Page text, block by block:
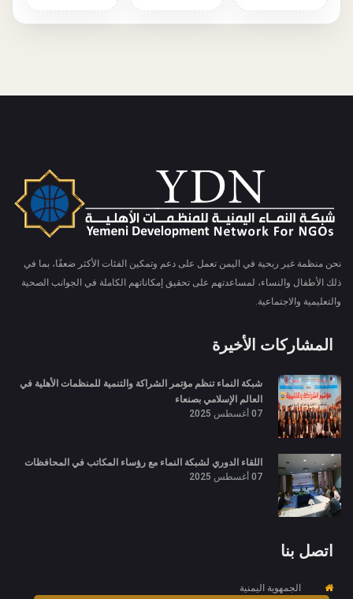
نحن منظمة غير ربحية في اليمن تعمل على دعم وتمكين الفئات الأكثر ضعفًا، بما في
ذلك الأطفال والنساء، لمساعدتهم على تحقيق إمكاناتهم الكاملة في الجوانب الصحية
والتعليمية والاجتماعية.
المشاركات الأخيرة
شبكة النماء تنظم مؤتمر الشراكة والتنمية للمنظمات الأهلية في
العالم الإسلامي بصنعاء
07 أغسطس 2025
اللقاء الدوري لشبكة النماء مع رؤساء المكاتب في المحافظات
07 أغسطس 2025
اتصل بنا
الجمهوية اليمنية